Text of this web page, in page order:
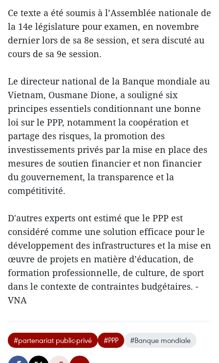
Ce texte a été soumis à l’Assemblée nationale de
la 14e législature pour examen, en novembre
dernier lors de sa 8e session, et sera discuté au
cours de sa 9e session.
Le directeur national de la Banque mondiale au
Vietnam, Ousmane Dione, a souligné six
principes essentiels conditionnant une bonne
loi sur le PPP, notamment la coopération et
partage des risques, la promotion des
investissements privés par la mise en place des
mesures de soutien financier et non financier
du gouvernement, la transparence et la
compétitivité.
D'autres experts ont estimé que le PPP est
considéré comme une solution efficace pour le
développement des infrastructures et la mise en
œuvre de projets en matière d’éducation, de
formation professionnelle, de culture, de sport
dans le contexte de contraintes budgétaires. -
VNA
#partenariat public-privé #PPP #Banque mondiale